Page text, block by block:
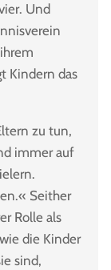
Und
Kindern das
zu tun,
immer auf
Seither
Rolle als
die Kinder
sind,